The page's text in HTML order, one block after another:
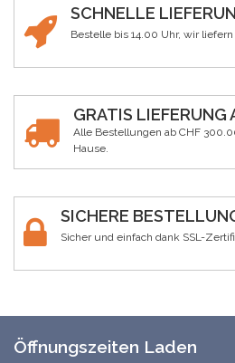
SCHNELLE
Bestelle bis 14.00 Uhr, wir liefern
GRATIS LIEFERUNG
Alle Bestellungen ab CHF
Hause.
SICHERE
Sicher und einfach dank SSL-
Öffnungszeiten Laden